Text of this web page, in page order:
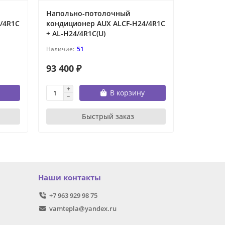
Напольно-потолочный
кондиционер AUX ALCF-H24/4R1C
+ AL-H24/4R1C(U)
51
93 400 ₽
В корзину
Быстрый заказ
Наши контакты
+7 963 929 98 75
vamtepla@yandex.ru